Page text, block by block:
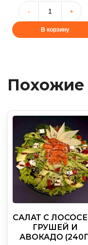
В корзину
Похожие
САЛАТ С
ГРУШЕЙ И
АВОКАДО